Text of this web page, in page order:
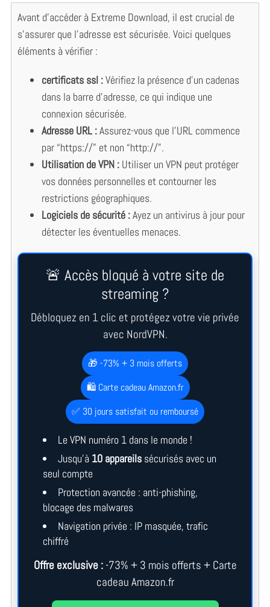
Avant d’accéder à Extreme Download, il est crucial de
s’assurer que l’adresse est sécurisée. Voici quelques
éléments à vérifier :
certificats ssl:Vérifiez la présence d’un cadenas
dans la barre d’adresse, ce qui indique une
connexion sécurisée.
Adresse URL :Assurez-vous que l’URL commence
par “https://” et non “http://”.
Utilisation de VPN :Utiliser un VPN peut protéger
vos données personnelles et contourner les
restrictions géographiques.
Logiciels de sécurité :Ayez un antivirus à jour pour
détecter les éventuelles menaces.
🚨 Accès bloqué à votre site de
streaming ?
Débloquez en 1 clic et protégez votre vie privée
avec NordVPN.
🎁 -73% + 3 mois offerts
🛍️ Carte cadeau Amazon.fr
✅ 30 jours satisfait ou remboursé
Le VPN numéro 1 dans le monde !
Jusqu’à 10 appareilssécurisés avec un
seul compte
Protection avancée : anti-phishing,
blocage des malwares
Navigation privée : IP masquée, trafic
chiffré
Offre exclusive :-73% + 3 mois offerts + Carte
cadeau Amazon.fr